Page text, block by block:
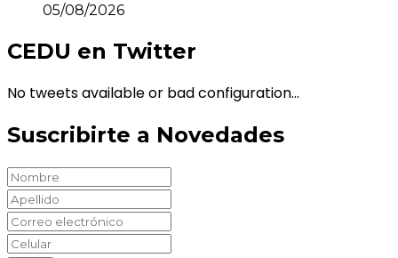
05/08/2026
CEDU en Twitter
No tweets available or bad configuration...
Suscribirte a Novedades